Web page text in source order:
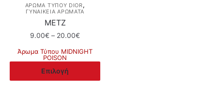
ΆΡΩΜΑ ΤΎΠΟΥ DIOR,
ΓΥΝΑΙΚΕΙΑ ΑΡΩΜΑΤΑ
ΜΕΤΖ
9.00€ – 20.00€Price
9.00€
Άρωμα Τύπου MIDNIGHT
POISON
Επιλογή
Αυτό
το